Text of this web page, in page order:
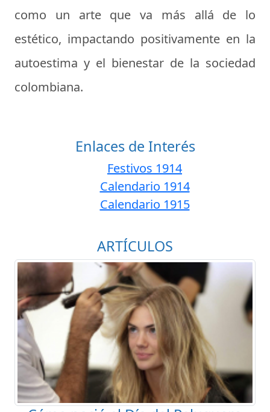
como un arte que va más allá de lo
estético, impactando positivamente en la
autoestima y el bienestar de la sociedad
colombiana.
Enlaces de Interés
Festivos 1914
Calendario 1914
Calendario 1915
ARTÍCULOS